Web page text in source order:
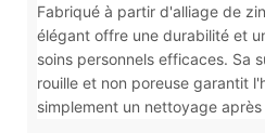
Fabriqué à partir d'alliage de
élégant offre une durabilité et
soins personnels efficaces. Sa
rouille et non poreuse garantit
simplement un nettoyage après